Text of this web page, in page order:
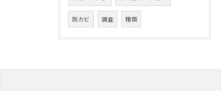
防カビ 調査 種類